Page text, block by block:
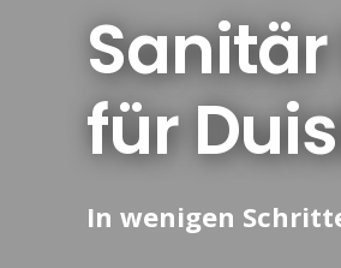
für
In wenigen